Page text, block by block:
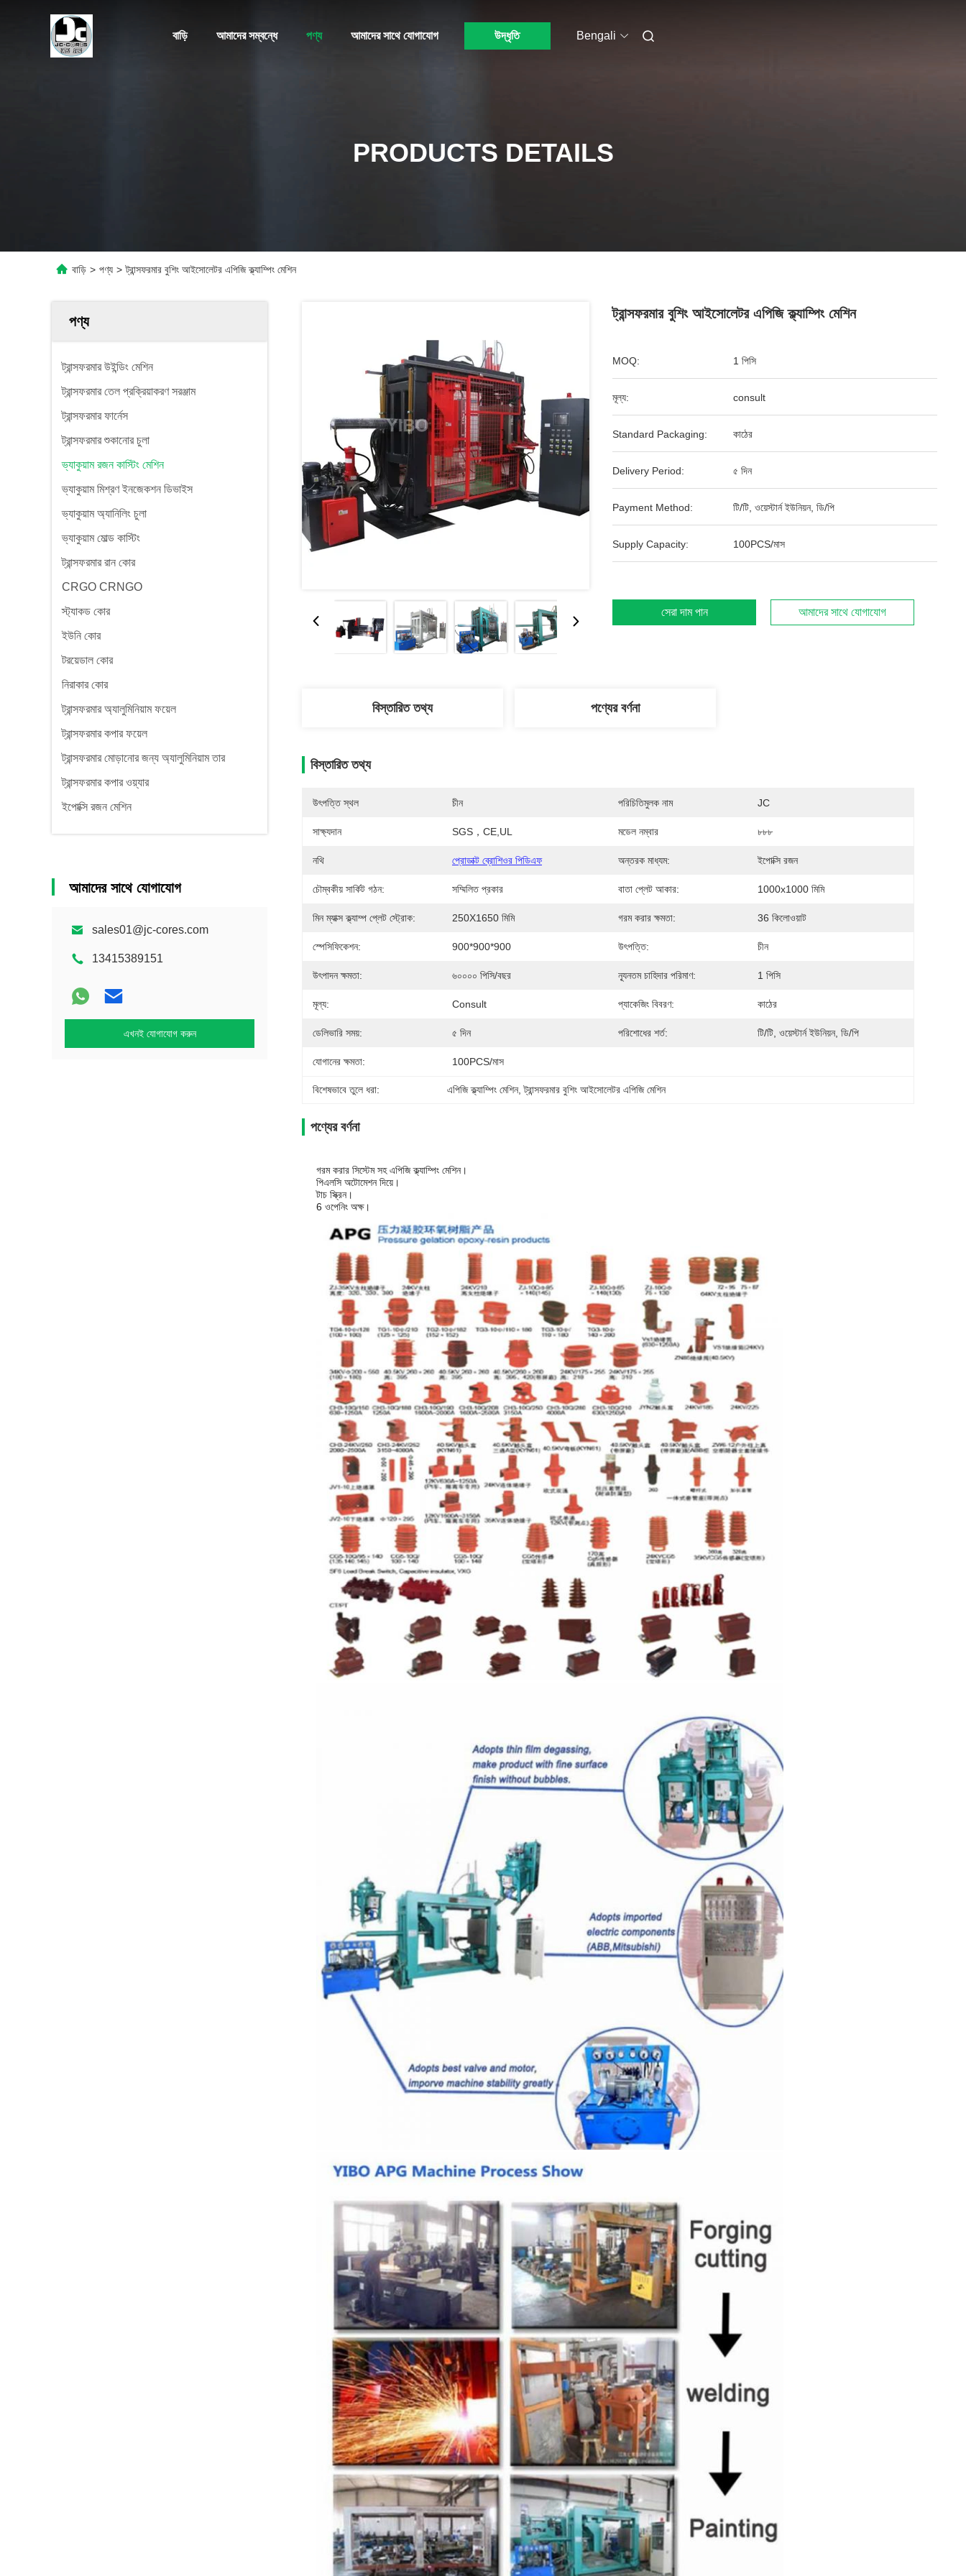
বাড়ি আমাদের সম্বন্ধে পণ্য আমাদের সাথে যোগাযোগ উদ্ধৃতি Bengali
PRODUCTS DETAILS
বাড়ি > পণ্য > ট্রান্সফরমার বুশিং আইসোলেটর এপিজি ক্ল্যাম্পিং মেশিন
পণ্য
ট্রান্সফরমার উইন্ডিং মেশিন
ট্রান্সফরমার তেল প্রক্রিয়াকরণ সরঞ্জাম
ট্রান্সফরমার ফার্নেস
ট্রান্সফরমার শুকানোর চুলা
ভ্যাকুয়াম রজন কাস্টিং মেশিন
ভ্যাকুয়াম মিশ্রণ ইনজেকশন ডিভাইস
ভ্যাকুয়াম অ্যানিলিং চুলা
ভ্যাকুয়াম মোল্ড কাস্টিং
ট্রান্সফরমার রান কোর
CRGO CRNGO
স্ট্যাকড কোর
ইউনি কোর
টরয়েডাল কোর
নিরাকার কোর
ট্রান্সফরমার অ্যালুমিনিয়াম ফয়েল
ট্রান্সফরমার কপার ফয়েল
ট্রান্সফরমার মোড়ানোর জন্য অ্যালুমিনিয়াম তার
ট্রান্সফরমার কপার ওয়্যার
ইপোক্সি রজন মেশিন
আমাদের সাথে যোগাযোগ
sales01@jc-cores.com
13415389151
এখনই যোগাযোগ করুন
ট্রান্সফরমার বুশিং আইসোলেটর এপিজি ক্ল্যাম্পিং মেশিন
MOQ: 1 পিসি
মূল্য: consult
Standard Packaging: কাঠের
Delivery Period: ৫ দিন
Payment Method: টি/টি, ওয়েস্টার্ন ইউনিয়ন, ডি/পি
Supply Capacity: 100PCS/মাস
সেরা দাম পান আমাদের সাথে যোগাযোগ
বিস্তারিত তথ্য পণ্যের বর্ণনা
বিস্তারিত তথ্য
উৎপত্তি স্থল চীন পরিচিতিমুলক নাম JC
সাক্ষ্যদান SGS，CE,UL মডেল নম্বার ৮৮৮
নথি প্রোডাক্ট ব্রোশিওর পিডিএফ অন্তরক মাধ্যম: ইপোক্সি রজন
চৌম্বকীয় সার্কিট গঠন: সম্মিলিত প্রকার বাতা প্লেট আকার: 1000x1000 মিমি
মিন ম্যাক্স ক্ল্যাম্প প্লেট স্ট্রোক: 250X1650 মিমি গরম করার ক্ষমতা: 36 কিলোওয়াট
স্পেসিফিকেশন: 900*900*900 উৎপত্তি: চীন
উৎপাদন ক্ষমতা: ৬০০০০ পিসি/বছর ন্যূনতম চাহিদার পরিমাণ: 1 পিসি
মূল্য: Consult প্যাকেজিং বিবরণ: কাঠের
ডেলিভারি সময়: ৫ দিন পরিশোধের শর্ত: টি/টি, ওয়েস্টার্ন ইউনিয়ন, ডি/পি
যোগানের ক্ষমতা: 100PCS/মাস
বিশেষভাবে তুলে ধরা: এপিজি ক্ল্যাম্পিং মেশিন, ট্রান্সফরমার বুশিং আইসোলেটর এপিজি মেশিন
পণ্যের বর্ণনা
গরম করার সিস্টেম সহ এপিজি ক্ল্যাম্পিং মেশিন।
পিএলসি অটোমেশন দিয়ে।
টাচ স্ক্রিন।
6 ওপেনিং অক্ষ।